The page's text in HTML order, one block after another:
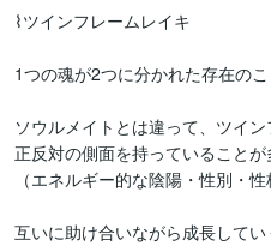
⌇ツインフレームレイキ
1つの魂が2つに分かれた存在のこ
ソウルメイトとは違って、ツイ
正反対の側面を持っていることが
（エネルギー的な陰陽・性別・性
互いに助け合いながら成長してい